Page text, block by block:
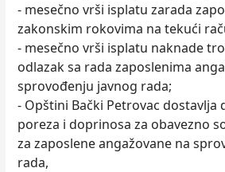
- mesečno vrši isplatu zarada
zakonskim rokovima na tekući
- mesečno vrši isplatu naknade
odlazak sa rada zaposlenima
sprovođenju javnog rada;
- Opštini Bački Petrovac dostavlja
poreza i doprinosa za obavezno
za zaposlene angažovane na
rada,